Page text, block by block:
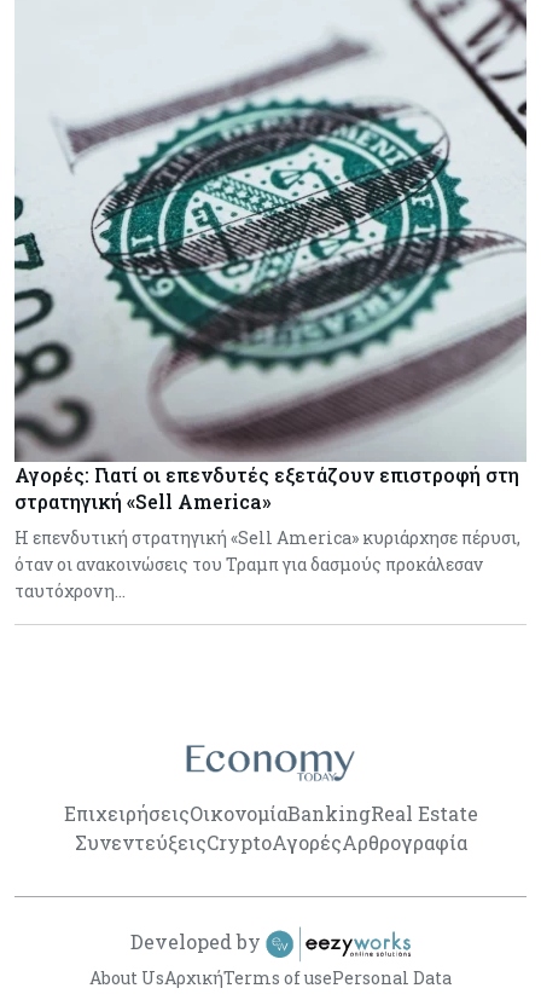
Αγορές: Γιατί οι επενδυτές εξετάζουν επιστροφή στη
στρατηγική «Sell America»
Η επενδυτική στρατηγική «Sell America» κυριάρχησε πέρυσι,
όταν οι ανακοινώσεις του Τραμπ για δασμούς προκάλεσαν
ταυτόχρονη…
ΕπιχειρήσειςΟικονομίαBankingReal Estate
ΣυνεντεύξειςCryptoΑγορέςΑρθρογραφία
About UsΑρχικήTerms of usePersonal Data
Developed by